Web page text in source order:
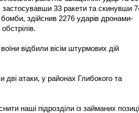
застосувавши 33 ракети та скинувши
бомби, здійснив 2276 ударів дронами-
відбили вісім штурмових дій
дві атаки, у районах Глибокого та
наші підрозділи із займаних